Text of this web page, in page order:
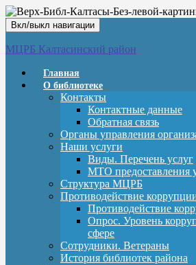
Вкл/выкл навигации
МЦРБ Калтасинский район
Главная
О библиотеке
Контакты
Контактные данные
Обратная связь
Органы управления
Наши услуги
Виды. Перечень услуг
МТО предоставления
Структура МЦРБ
Противодействие
Противодействие
Опрос. Уровень
сфере
Сотрудники. Ветераны
История библиотек района